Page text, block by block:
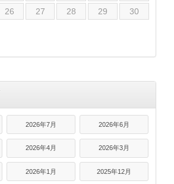
26 27 28 29
30
2026年7月 2026年6月
2026年4月 2026年3月
2026年1月 2025年12月